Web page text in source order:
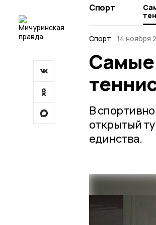
Спорт
Спорт
14 ноября
Самые
В
открытый
единства.